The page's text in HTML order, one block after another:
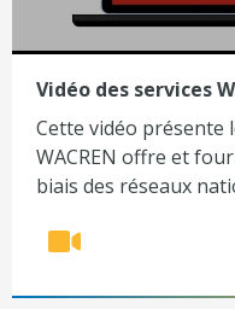
Vidéo des services
Cette vidéo présente
WACREN offre et
biais des réseaux